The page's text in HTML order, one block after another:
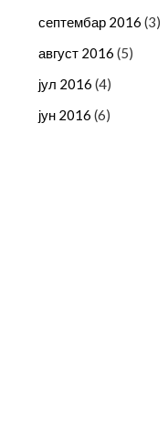
септембар 2016 (3)
август 2016 (5)
јул 2016 (4)
јун 2016 (6)